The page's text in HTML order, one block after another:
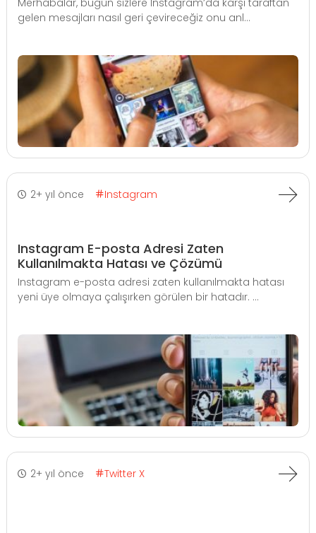
Merhabalar, bugün sizlere Instagram’da karşı taraftan
gelen mesajları nasıl geri çevireceğiz onu anl...
2+ yıl önce Instagram
Instagram E-posta Adresi Zaten
Kullanılmakta Hatası ve Çözümü
Instagram e-posta adresi zaten kullanılmakta hatası
yeni üye olmaya çalışırken görülen bir hatadır. ...
2+ yıl önce Twitter X